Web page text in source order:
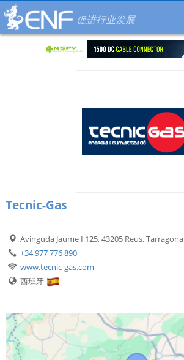
促进行业发展
Tecnic-Gas
Avinguda Jaume I 125, 43205 Reus, Tarragona
+34 977 776 890
www.tecnic-gas.com
西班牙